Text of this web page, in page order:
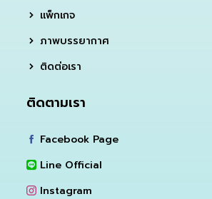
แพ็กเกจ
ภาพบรรยากาศ
ติดต่อเรา
ติดตามเรา
Facebook Page
Line Official
Instagram